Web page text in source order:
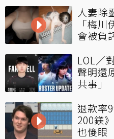
人妻除
「梅
會被負
LOL／
聲明還
共事」
退款率
200鎂
也傻眼